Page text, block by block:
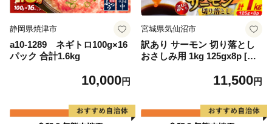
静岡県焼津市
a10-1289 ネギトロ100g×16
パック 合計1.6kg
10,000円
宮城県気仙沼市
訳あり サーモン 切り落とし
おさしみ用 1kg 125gx8p [足
4313] 魚 魚介類 鮭 お刺し身
介
11,500円